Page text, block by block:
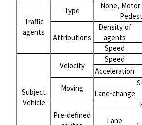
Traffic
agents
Type
None, Motor
Attributions
Density of
agents
Speed
Subject
Vehicle
Velocity
Speed
Acceleration
Moving
Lane-change
Pre-defined
Lane